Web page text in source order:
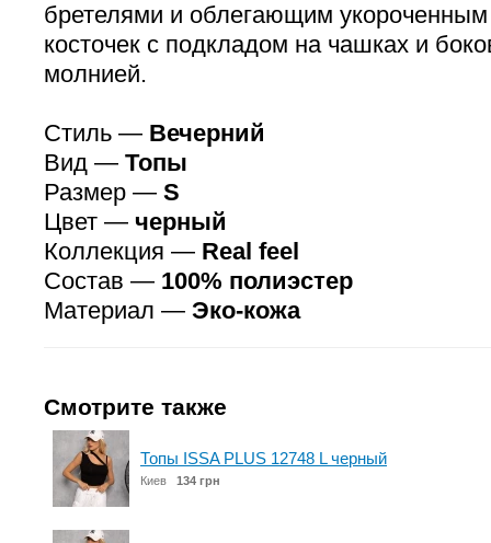
бретелями и облегающим
косточек с подкладом на чашках и
молнией.
Стиль — Вечерний
Вид — Топы
Размер — S
Цвет — черный
Коллекция — Real feel
Состав — 100% полиэстер
Материал — Эко-кожа
Смотрите также
Топы ISSA PLUS 12748 L черный
Киев 134 грн